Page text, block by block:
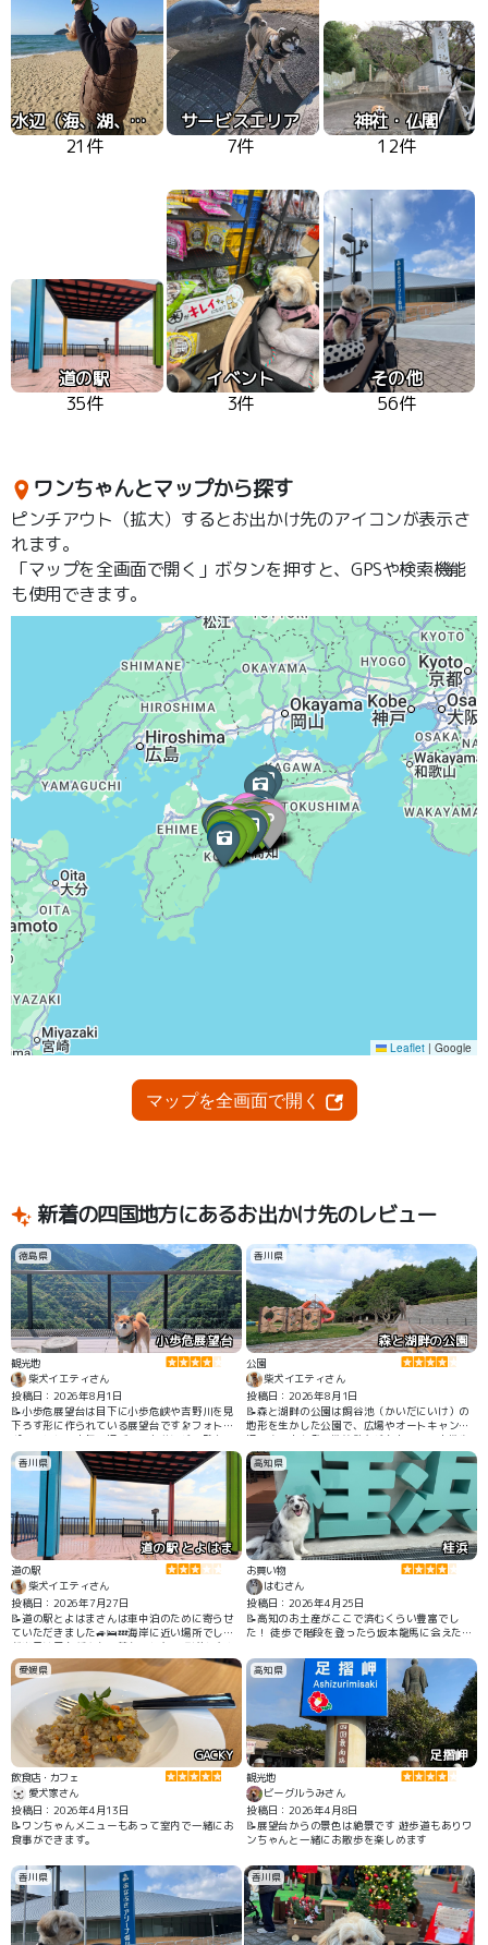
水辺（海、湖、川）
21件
サービスエリア
7件
神社・仏閣
12件
道の駅
35件
イベント
3件
その他
56件
ワンちゃんとマップから探す
ピンチアウト（拡大）するとお出かけ先のアイコンが表示さ
れます。
「マップを全画面で開く」ボタンを押すと、GPSや検索機能
も使用できます。
マップを全画面で開く
新着の四国地方にあるお出かけ先のレビュー
徳島県
小歩危展望台
観光地
柴犬イエティさん
投稿日：2026年8月1日
📝小歩危展望台は目下に小歩危峡や吉野川を見
下ろす形に作られている展望台です🔭フォトス
ポットとして人気の場所で３台分ほどの駐車ス
ペースもあって、開けた景色を観て楽しむこと
ができました👀✨
香川県
森と湖畔の公園
公園
柴犬イエティさん
投稿日：2026年8月1日
📝森と湖畔の公園は飼谷池（かいだにいけ）の
地形を生かした公園で、広場やオートキャンプ
場、森の中を登る散策路などもあって、お散歩
にはぴったりの公園です🏞️ このときは近くにあ
る道の駅とよはまで車中泊をして、朝ん歩がで
きる場所を探して早い時間に来たので、森と湖
畔の公園がどんなところなのかも知らず人もほ
とんどいなくて、ただただゆっくり歩けました
🐾
香川県
道の駅 とよはま
道の駅
柴犬イエティさん
投稿日：2026年7月27日
📝道の駅とよはまさんは車中泊のために寄らせ
ていただきました🚙🛌💤海岸に近い場所でした
が当日は風も穏やかで静かでした🌊 到着したと
きは日が暮れて真っ暗だったので気が付きませ
んでしたが、朝明るくなって見たら、海岸沿い
や芝生の広場など、お散歩しやすい場所もあっ
て広い道の駅だと分かりました🐾 駐車場がほぼ
満車になるくらいたくさんの方が車中泊をして
いました🚙🚗🚚
高知県
桂浜
お買い物
はむさん
投稿日：2026年4月25日
📝高知のお土産がここで済むくらい豊富でし
た！ 徒歩で階段を登ったら坂本龍馬に会えたよ
愛媛県
GACKY
飲食店・カフェ
愛犬家さん
投稿日：2026年4月13日
📝ワンちゃんメニューもあって室内で一緒にお
食事ができます。
高知県
足摺岬
観光地
ビーグルうみさん
投稿日：2026年4月8日
📝展望台からの景色は絶景です 遊歩道もありワ
ンちゃんと一緒にお散歩を楽しめます
香川県 香川県